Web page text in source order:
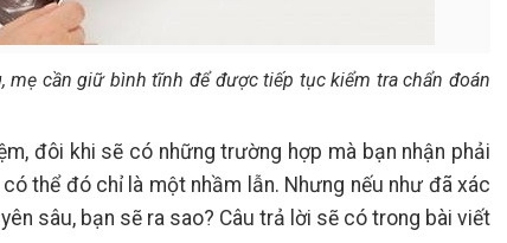
mẹ cần giữ bình tĩnh để được tiếp tục kiểm tra chẩn đoán
đôi khi sẽ có những trường hợp mà bạn nhận phải
thể đó chỉ là một nhầm lẫn. Nhưng nếu như đã xác
sâu, bạn sẽ ra sao? Câu trả lời sẽ có trong bài viết